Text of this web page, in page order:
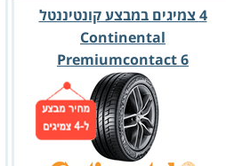
4 צמיגים במבצע קונטיננטל
Continental
Premiumcontact 6
245/45R20 99V FR